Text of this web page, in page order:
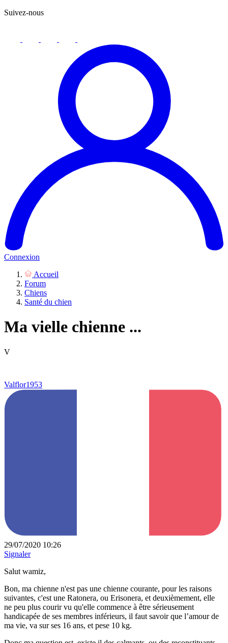
Suivez-nous
Connexion
Accueil
Forum
Chiens
Santé du chien
Ma vielle chienne ...
V
Valflor1953
29/07/2020 10:26
Signaler
Salut wamiz,
Bon, ma chienne n'est pas une chienne courante, pour les raisons
suivantes, c'est une Ratonera, ou Erisonera, et deuxièmement, elle
ne peu plus courir vu qu'elle commence à être sérieusement
handicapée de ses membres inférieurs, il faut savoir que l’amour de
ma vie, va sur ses 16 ans, et pese 10 kg.